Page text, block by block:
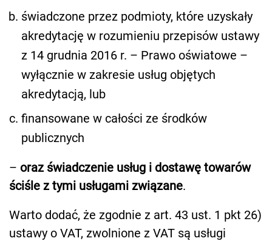
świadczone przez podmioty, które uzyskały
akredytację w rozumieniu przepisów ustawy
z 14 grudnia 2016 r. – Prawo oświatowe –
wyłącznie w zakresie usług objętych
akredytacją, lub
finansowane w całości ze środków
publicznych
– oraz świadczenie usług i dostawę towarów
ściśle z tymi usługami związane.
Warto dodać, że zgodnie z art. 43 ust. 1 pkt 26)
ustawy o VAT, zwolnione z VAT są usługi